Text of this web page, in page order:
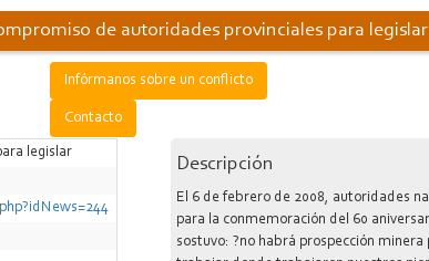
de autoridades provinciales para legislar
Infórmanos sobre un conflicto
Contacto
legislar
Descripción
El 6 de febrero de 2008, autoridades
para la conmemoración del 60
sostuvo: ?no habrá prospección